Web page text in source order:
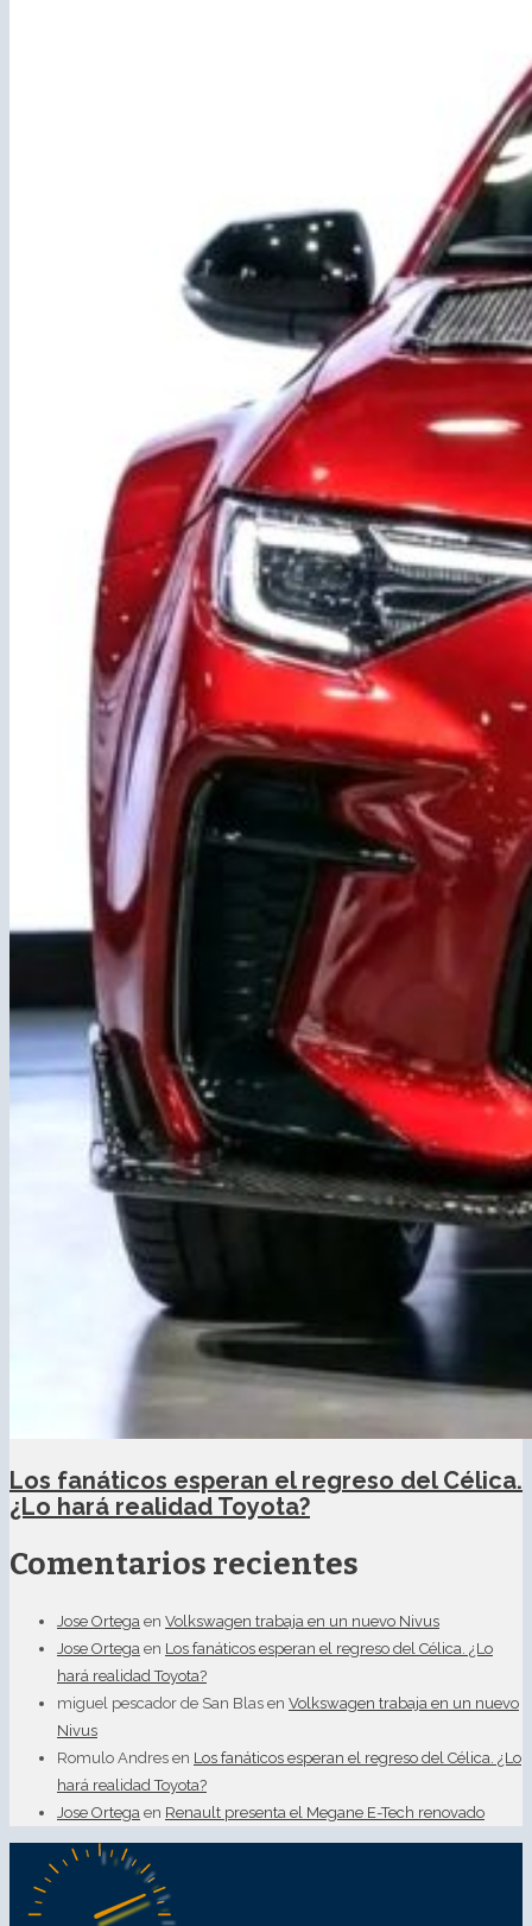
Los fanáticos esperan el regreso del Célica.
¿Lo hará realidad Toyota?
Comentarios recientes
Jose Ortega en Volkswagen trabaja en un nuevo Nivus
Jose Ortega en Los fanáticos esperan el regreso del Célica. ¿Lo
hará realidad Toyota?
miguel pescador de San Blas en Volkswagen trabaja en un nuevo
Nivus
Romulo Andres en Los fanáticos esperan el regreso del Célica. ¿Lo
hará realidad Toyota?
Jose Ortega en Renault presenta el Megane E-Tech renovado